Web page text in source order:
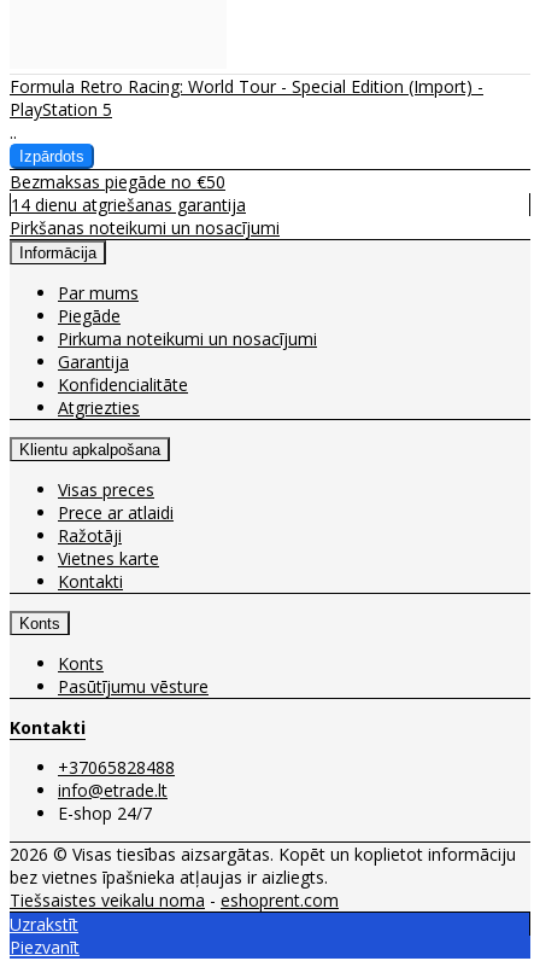
Formula Retro Racing: World Tour - Special Edition (Import) -
PlayStation 5
..
Bezmaksas piegāde no €50
14 dienu atgriešanas garantija
Pirkšanas noteikumi un nosacījumi
Informācija
Par mums
Piegāde
Pirkuma noteikumi un nosacījumi
Garantija
Konfidencialitāte
Atgriezties
Klientu apkalpošana
Visas preces
Prece ar atlaidi
Ražotāji
Vietnes karte
Kontakti
Konts
Konts
Pasūtījumu vēsture
Kontakti
+37065828488
info@etrade.lt
E-shop 24/7
2026 © Visas tiesības aizsargātas. Kopēt un koplietot informāciju
bez vietnes īpašnieka atļaujas ir aizliegts.
Tiešsaistes veikalu noma - eshoprent.com
Uzrakstīt
Piezvanīt